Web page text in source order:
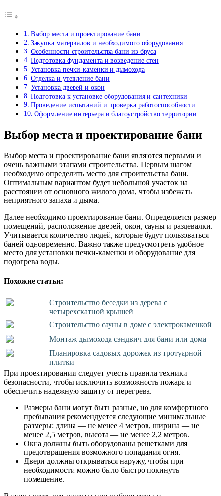
Выбор места и проектирование бани
Закупка материалов и необходимого оборудования
Особенности строительства бани из бруса
Подготовка фундамента и возведение стен
Установка печки-каменки и дымохода
Отделка и утепление бани
Установка дверей и окон
Подготовка к установке оборудования и сантехники
Проведение испытаний и проверка работоспособности
Оформление интерьера и благоустройство территории
Выбор места и проектирование бани
Выбор места и проектирование бани являются первыми и
очень важными этапами строительства. Первым шагом
необходимо определить место для строительства бани.
Оптимальным вариантом будет небольшой участок на
расстоянии от основного жилого дома, чтобы избежать
неприятного запаха и дыма.
Далее необходимо проектирование бани. Определяется размер
помещений, расположение дверей, окон, сауны и раздевалки.
Учитывается количество людей, которые будут пользоваться
баней одновременно. Важно также предусмотреть удобное
место для установки печки-каменки и оборудование для
подогрева воды.
Похожие статьи:
Строительство беседки из дерева с
четырехскатной крышей
Строительство сауны в доме с электрокаменкой
Монтаж дымохода сэндвич для бани или дома
Планировка садовых дорожек из тротуарной
плитки
При проектировании следует учесть правила техники
безопасности, чтобы исключить возможность пожара и
обеспечить надежную защиту от перегрева.
Размеры бани могут быть разные, но для комфортного
пребывания рекомендуется следующие минимальные
размеры: длина — не менее 4 метров, ширина — не
менее 2,5 метров, высота — не менее 2,2 метров.
Окна должны быть оборудованы решетками для
предотвращения возможного попадания огня.
Двери должны открываться наружу, чтобы при
необходимости можно было быстро покинуть
помещение.